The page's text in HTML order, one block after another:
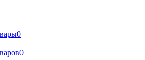
0
0